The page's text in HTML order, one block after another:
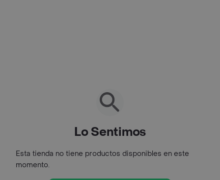
Lo Sentimos
Esta tienda no tiene productos disponibles en este
momento.